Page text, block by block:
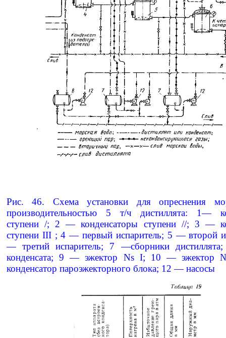
Рис. 46. Схема установки для опреснения
производительностью 5 т/ч дистиллята: 1—
ступени /; 2 — конденсаторы ступени //; 3 —
ступени III ; 4 — первый испаритель; 5 — второй
— третий испаритель; 7 —сборники
конденсата; 9 — эжектор Ns I; 10 —
конденсатор пароэжекторного блока; 12 — насосы